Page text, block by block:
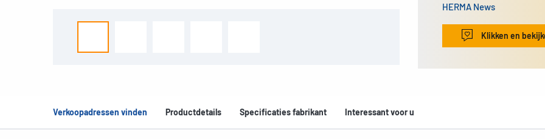
HERMA News
Klikken en
Verkoopadressen vinden Productdetails Specificaties fabrikant Interessant voor u